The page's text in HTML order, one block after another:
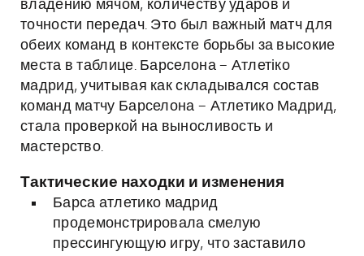
владению мячом, количеству ударов и
точности передач. Это был важный матч для
обеих команд в контексте борьбы за высокие
места в таблице. Барселона – Атлетіко
мадрид, учитывая как складывался состав
команд матчу Барселона – Атлетико Мадрид,
стала проверкой на выносливость и
мастерство.
Тактические находки и изменения
Барса атлетико мадрид
продемонстрировала смелую
прессингующую игру, что заставило